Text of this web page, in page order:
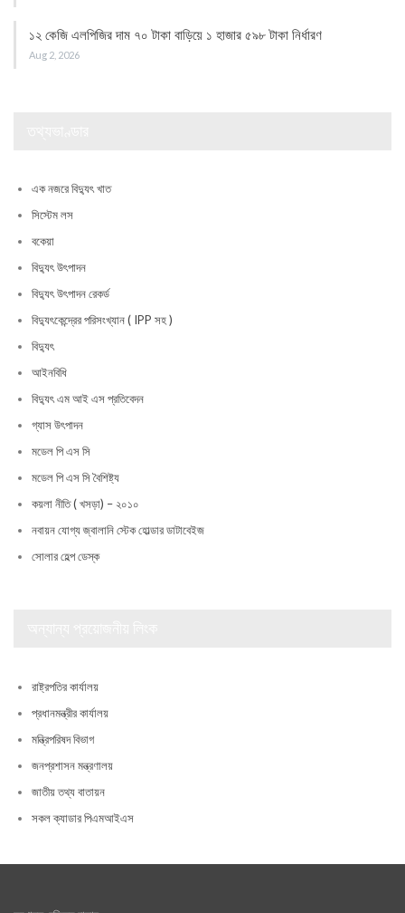
১২ কেজি এলপিজির দাম ৭০ টাকা বাড়িয়ে ১ হাজার ৫৯৮ টাকা নির্ধারণ
Aug 2, 2026
এক নজরে বিদ্যুৎ খাত
সিস্টেম লস
বকেয়া
বিদ্যুৎ উৎপাদন
বিদ্যুৎ উৎপাদন রেকর্ড
বিদ্যুৎকেন্দ্রের পরিসংখ্যান ( IPP সহ )
বিদ্যুৎ
আইনবিধি
বিদ্যুৎ এম আই এস প্রতিবেদন
গ্যাস উৎপাদন
মডেল পি এস সি
মডেল পি এস সি বৈশিষ্ট্য
কয়লা নীতি ( খসড়া) – ২০১০
নবায়ন যোগ্য জ্বালানি স্টেক হোল্ডার ডাটাবেইজ
সোলার হেল্প ডেস্ক
রাষ্ট্রপতির কার্যালয়
প্রধানমন্ত্রীর কার্যালয়
মন্ত্রিপরিষদ বিভাগ
জনপ্রশাসন মন্ত্রণালয়
জাতীয় তথ্য বাতায়ন
সকল ক্যাডার পিএমআইএস